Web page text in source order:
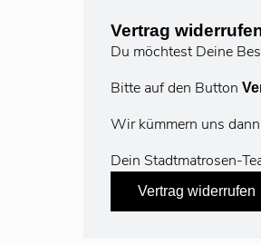
Vertrag
Du möchtest Deine
Bitte auf den Button
Wir kümmern uns
Dein Stadtmatrosen-
Vertrag widerrufen